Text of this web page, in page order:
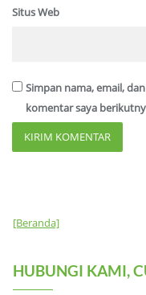
Situs Web
Simpan nama, email,
komentar saya
[Beranda]
HUBUNGI KAMI,